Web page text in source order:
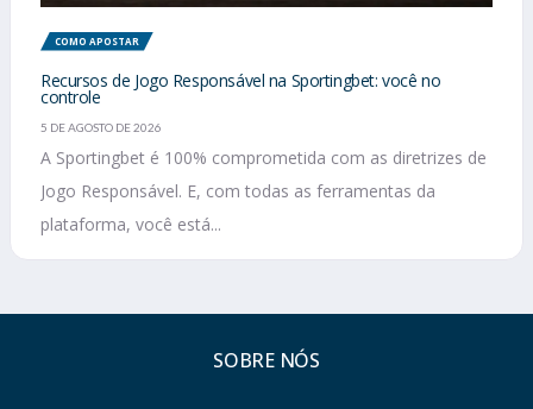
COMO APOSTAR
Recursos de Jogo Responsável na Sportingbet: você no
controle
5 DE AGOSTO DE 2026
A Sportingbet é 100% comprometida com as diretrizes de
Jogo Responsável. E, com todas as ferramentas da
plataforma, você está...
SOBRE NÓS